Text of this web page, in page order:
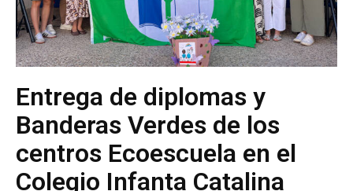
Entrega de diplomas y
Banderas Verdes de los
centros Ecoescuela en el
Colegio Infanta Catalina